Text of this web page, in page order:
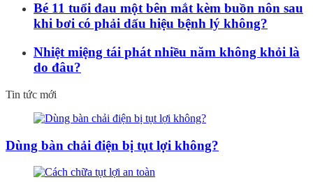
Bé 11 tuổi đau một bên mắt kèm buồn nôn sau
khi bơi có phải dấu hiệu bệnh lý không?
Nhiệt miệng tái phát nhiều năm không khỏi là
do đâu?
Tin tức mới
Dùng bàn chải điện bị tụt lợi không?